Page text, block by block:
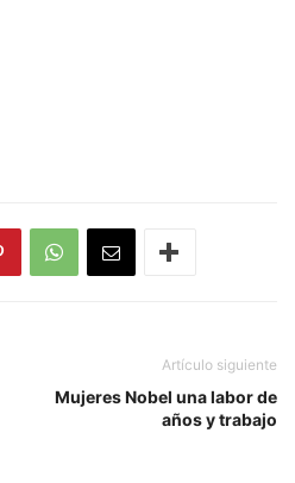
Artículo siguiente
Mujeres Nobel una labor de
años y trabajo